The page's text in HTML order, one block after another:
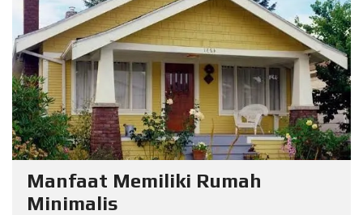
Manfaat Memiliki Rumah
Minimalis